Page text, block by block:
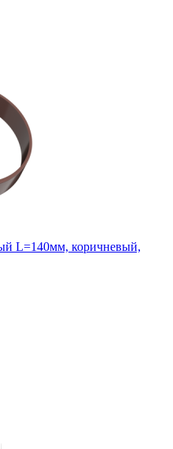
L=140мм, коричневый,